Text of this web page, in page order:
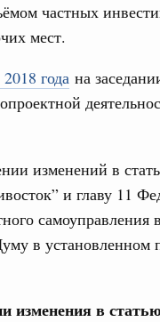
частных
мест.
года на
изменений в
и главу 11
самоуправления
в установленном
изменения в